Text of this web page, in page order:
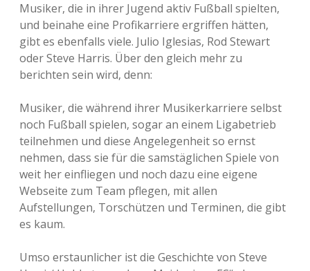
l
/
E
u
r
o
p
L
e
a
g
u
e
/
M
e
-
Musiker, die in ihrer Jugend aktiv Fußball spielten,
und beinahe eine Profikarriere ergriffen hätten,
gibt es ebenfalls viele. Julio Iglesias, Rod Stewart
oder Steve Harris. Über den gleich mehr zu
berichten sein wird, denn:
Musiker, die während ihrer Musikerkarriere selbst
noch Fußball spielen, sogar an einem Ligabetrieb
teilnehmen und diese Angelegenheit so ernst
nehmen, dass sie für die samstäglichen Spiele von
weit her einfliegen und noch dazu eine eigene
Webseite zum Team pflegen, mit allen
Aufstellungen, Torschützen und Terminen, die gibt
es kaum.
Umso erstaunlicher ist die Geschichte von Steve